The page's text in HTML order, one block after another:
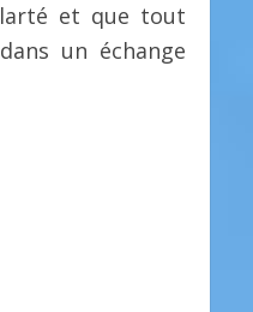
et que tout
un échange